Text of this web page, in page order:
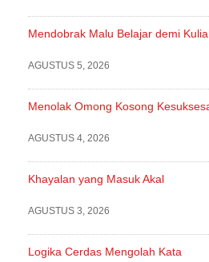
Mendobrak Malu Belajar demi
AGUSTUS 5, 2026
Menolak Omong Kosong
AGUSTUS 4, 2026
Khayalan yang Masuk Akal
AGUSTUS 3, 2026
Logika Cerdas Mengolah Kata